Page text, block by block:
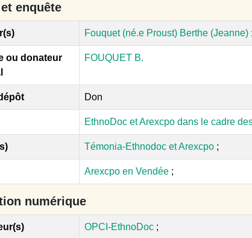
enquête
Fouquet (né.e Proust) Berthe (Jeanne) ;
ou donateur
FOUQUET B.
Don
EthnoDoc et Arexcpo dans le cadre
Témonia-Ethnodoc et Arexcpo ;
Arexcpo en Vendée ;
numérique
OPCI-EthnoDoc ;